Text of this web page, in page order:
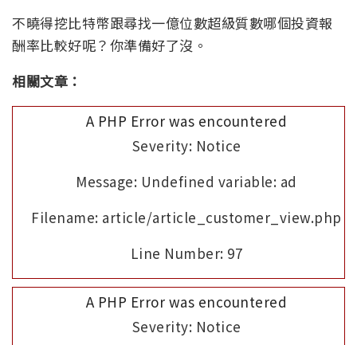
不曉得挖比特幣跟尋找一億位數超級質數哪個投資報
酬率比較好呢？你準備好了沒。
相關文章：
A PHP Error was encountered
Severity: Notice
Message: Undefined variable: ad
Filename: article/article_customer_view.php
Line Number: 97
A PHP Error was encountered
Severity: Notice